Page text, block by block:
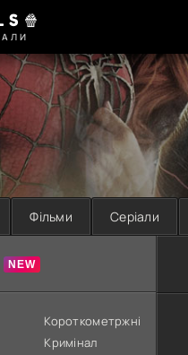
Фільми Серіали
Короткометржні
Кримінал